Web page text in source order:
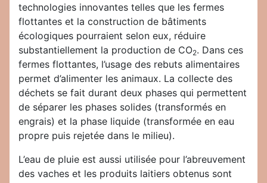
technologies innovantes telles que les fermes
flottantes et la construction de bâtiments
écologiques pourraient selon eux, réduire
substantiellement la production de CO2. Dans ces
fermes flottantes, l’usage des rebuts alimentaires
permet d’alimenter les animaux. La collecte des
déchets se fait durant deux phases qui permettent
de séparer les phases solides (transformés en
engrais) et la phase liquide (transformée en eau
propre puis rejetée dans le milieu).
L’eau de pluie est aussi utilisée pour l’abreuvement
des vaches et les produits laitiers obtenus sont